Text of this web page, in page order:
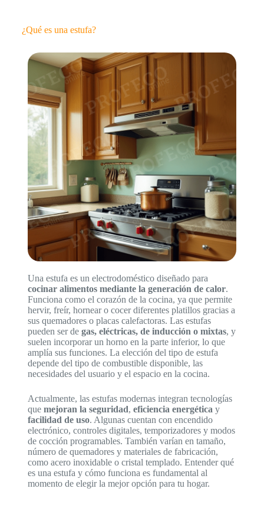
¿Qué es una estufa?
Una estufa es un electrodoméstico diseñado para
cocinar alimentos mediante la generación de calor.
Funciona como el corazón de la cocina, ya que permite
hervir, freír, hornear o cocer diferentes platillos gracias a
sus quemadores o placas calefactoras. Las estufas
pueden ser de gas, eléctricas, de inducción o mixtas, y
suelen incorporar un horno en la parte inferior, lo que
amplía sus funciones. La elección del tipo de estufa
depende del tipo de combustible disponible, las
necesidades del usuario y el espacio en la cocina.
Actualmente, las estufas modernas integran tecnologías
que mejoran la seguridad, eficiencia energéticay
facilidad de uso. Algunas cuentan con encendido
electrónico, controles digitales, temporizadores y modos
de cocción programables. También varían en tamaño,
número de quemadores y materiales de fabricación,
como acero inoxidable o cristal templado. Entender qué
es una estufa y cómo funciona es fundamental al
momento de elegir la mejor opción para tu hogar.